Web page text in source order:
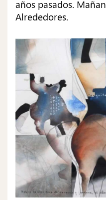
años pasados.
Alrededores.